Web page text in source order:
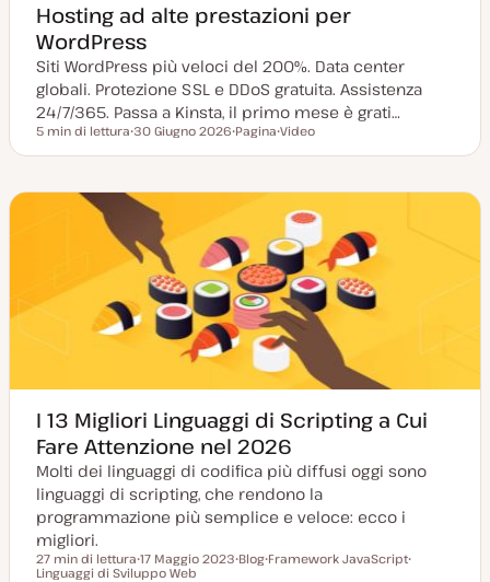
Hosting ad alte prestazioni per
WordPress
Siti WordPress più veloci del 200%. Data center
globali. Protezione SSL e DDoS gratuita. Assistenza
24/7/365. Passa a Kinsta, il primo mese è grati…
Tempo di lettura
5 min di lettura
a
a
a
g
o
a
t
a
30 Giugno 2026
o
t
e
Pagina
i
o
c
o
n
t
e
n
u
t
o
Video
I 13 Migliori Linguaggi di Scripting a Cui
Fare Attenzione nel 2026
Molti dei linguaggi di codifica più diffusi oggi sono
linguaggi di scripting, che rendono la
programmazione più semplice e veloce: ecco i
migliori.
Tempo di lettura
27 min di lettura
D
17 Maggio 2023 Blog Framework JavaScript
Linguaggi di Sviluppo Web